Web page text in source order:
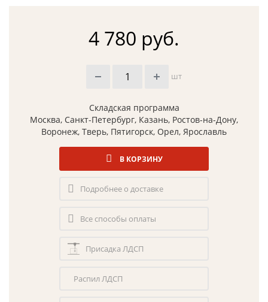
4 780 руб.
шт
Складская программа
Москва, Санкт-Петербург, Казань, Ростов-на-Дону,
Воронеж, Тверь, Пятигорск, Орел, Ярославль
В КОРЗИНУ
Подробнее о доставке
Все способы оплаты
Присадка ЛДСП
Распил ЛДСП